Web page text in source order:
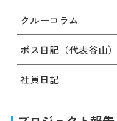
クルーコラム
ボス日記（代表谷山）
社員日記